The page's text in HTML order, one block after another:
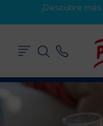
¡Descubre más